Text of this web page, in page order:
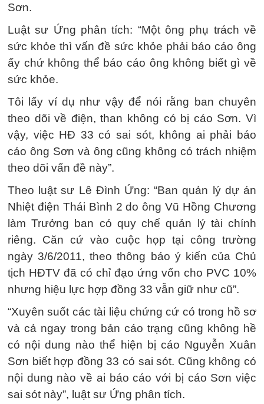
Sơn.
Luật sư Ứng phân tích: “Một ông phụ trách về
sức khỏe thì vấn đề sức khỏe phải báo cáo ông
ấy chứ không thể báo cáo ông không biết gì về
sức khỏe.
Tôi lấy ví dụ như vậy để nói rằng ban chuyên
theo dõi về điện, than không có bị cáo Sơn. Vì
vậy, việc HĐ 33 có sai sót, không ai phải báo
cáo ông Sơn và ông cũng không có trách nhiệm
theo dõi vấn đề này”.
Theo luật sư Lê Đình Ứng: “Ban quản lý dự án
Nhiệt điện Thái Bình 2 do ông Vũ Hồng Chương
làm Trưởng ban có quy chế quản lý tài chính
riêng. Căn cứ vào cuộc họp tại công trường
ngày 3/6/2011, theo thông báo ý kiến của Chủ
tịch HĐTV đã có chỉ đạo ứng vốn cho PVC 10%
nhưng hiệu lực hợp đồng 33 vẫn giữ như cũ”.
“Xuyên suốt các tài liệu chứng cứ có trong hồ sơ
và cả ngay trong bản cáo trạng cũng không hề
có nội dung nào thể hiện bị cáo Nguyễn Xuân
Sơn biết hợp đồng 33 có sai sót. Cũng không có
nội dung nào về ai báo cáo với bị cáo Sơn việc
sai sót này”, luật sư Ứng phân tích.